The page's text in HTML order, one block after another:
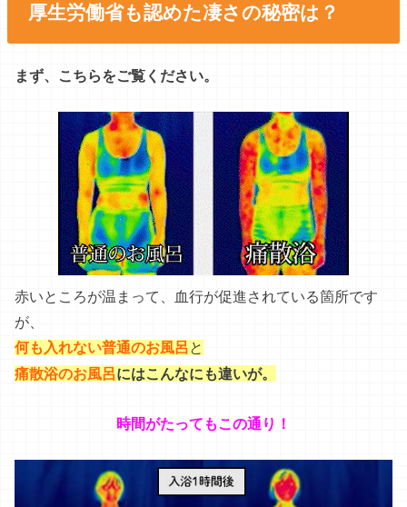
厚生労働省も認めた凄さの秘密は？
まず、こちらをご覧ください。
赤いところが温まって、血行が促進されている箇所です
が、
何も入れない普通のお風呂と
痛散浴のお風呂にはこんなにも違いが。
時間がたってもこの通り！